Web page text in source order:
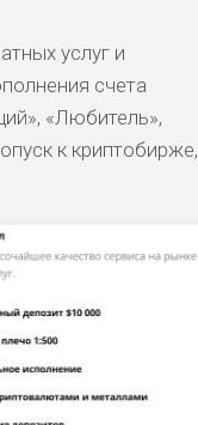
2 ОБЗОР
услуг и
счета
«Любитель»,
к криптобирже,